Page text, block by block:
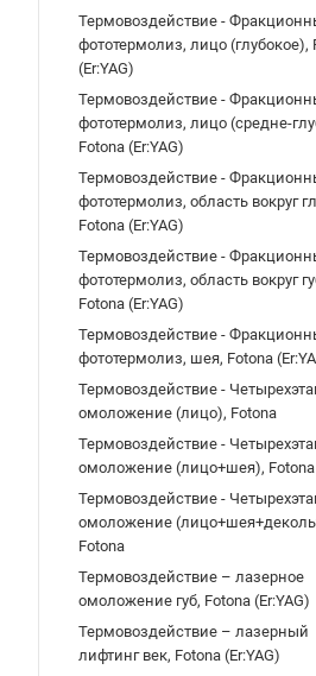
Термовоздействие -
фототермолиз, лицо (глубокое),
(Er:YAG)
Термовоздействие -
фототермолиз, лицо (средне-
Fotona (Er:YAG)
Термовоздействие -
фототермолиз, область вокруг
Fotona (Er:YAG)
Термовоздействие -
фототермолиз, область вокруг
Fotona (Er:YAG)
Термовоздействие -
фототермолиз, шея, Fotona
Термовоздействие -
омоложение (лицо), Fotona
Термовоздействие -
омоложение (лицо+шея), Fotona
Термовоздействие -
омоложение
Fotona
Термовоздействие – лазерное
омоложение губ, Fotona (Er:YAG)
Термовоздействие – лазерный
лифтинг век, Fotona (Er:YAG)